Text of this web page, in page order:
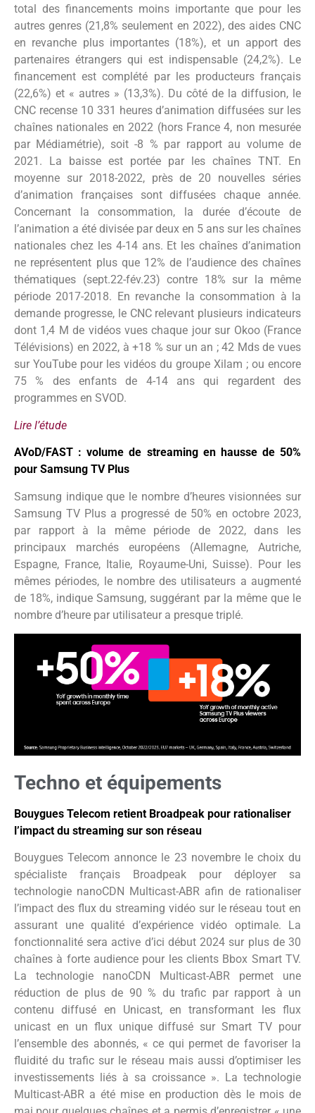
total des financements moins importante que pour les
autres genres (21,8% seulement en 2022), des aides CNC
en revanche plus importantes (18%), et un apport des
partenaires étrangers qui est indispensable (24,2%). Le
financement est complété par les producteurs français
(22,6%) et « autres » (13,3%). Du côté de la diffusion, le
CNC recense 10 331 heures d’animation diffusées sur les
chaînes nationales en 2022 (hors France 4, non mesurée
par Médiamétrie), soit -8 % par rapport au volume de
2021. La baisse est portée par les chaînes TNT. En
moyenne sur 2018-2022, près de 20 nouvelles séries
d’animation françaises sont diffusées chaque année.
Concernant la consommation, la durée d’écoute de
l’animation a été divisée par deux en 5 ans sur les chaînes
nationales chez les 4-14 ans. Et les chaînes d’animation
ne représentent plus que 12% de l’audience des chaînes
thématiques (sept.22-fév.23) contre 18% sur la même
période 2017-2018. En revanche la consommation à la
demande progresse, le CNC relevant plusieurs indicateurs
dont 1,4 M de vidéos vues chaque jour sur Okoo (France
Télévisions) en 2022, à +18 % sur un an ; 42 Mds de vues
sur YouTube pour les vidéos du groupe Xilam ; ou encore
75 % des enfants de 4-14 ans qui regardent des
programmes en SVOD.
Lire l’étude
AVoD/FAST : volume de streaming en hausse de 50%
pour Samsung TV Plus
Samsung indique que le nombre d’heures visionnées sur
Samsung TV Plus a progressé de 50% en octobre 2023,
par rapport à la même période de 2022, dans les
principaux marchés européens (Allemagne, Autriche,
Espagne, France, Italie, Royaume-Uni, Suisse). Pour les
mêmes périodes, le nombre des utilisateurs a augmenté
de 18%, indique Samsung, suggérant par la même que le
nombre d’heure par utilisateur a presque triplé.
Techno et équipements
Bouygues Telecom retient Broadpeak pour rationaliser
l’impact du streaming sur son réseau
Bouygues Telecom annonce le 23 novembre le choix du
spécialiste français Broadpeak pour déployer sa
technologie nanoCDN Multicast-ABR afin de rationaliser
l’impact des flux du streaming vidéo sur le réseau tout en
assurant une qualité d’expérience vidéo optimale. La
fonctionnalité sera active d’ici début 2024 sur plus de 30
chaînes à forte audience pour les clients Bbox Smart TV.
La technologie nanoCDN Multicast-ABR permet une
réduction de plus de 90 % du trafic par rapport à un
contenu diffusé en Unicast, en transformant les flux
unicast en un flux unique diffusé sur Smart TV pour
l’ensemble des abonnés, « ce qui permet de favoriser la
fluidité du trafic sur le réseau mais aussi d’optimiser les
investissements liés à sa croissance ». La technologie
Multicast-ABR a été mise en production dès le mois de